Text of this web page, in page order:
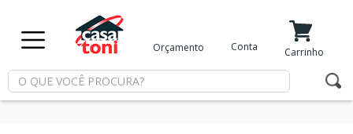
Minha Conta
Meus Favoritos
Departamentos
Orçamento Conta Carrinho